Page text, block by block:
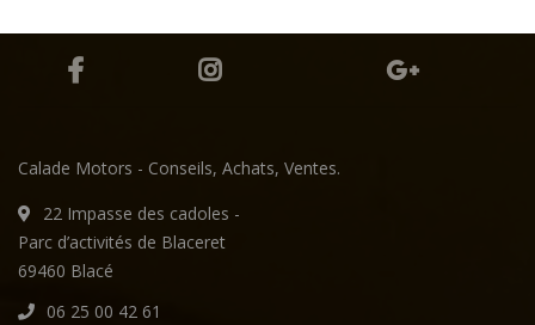
Calade Motors - Conseils, Achats, Ventes.
22 Impasse des cadoles -
Parc d’activités de Blaceret
69460 Blacé
06 25 00 42 61